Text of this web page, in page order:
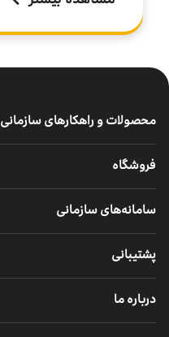
محصولات و راهکارهای سازمانی
ارتباطات یکپارچه سازمانی
اینترنت اشیا
خدمات دیجیتال
فروشگاه
خرید ردیاب خودرو
سامانه‌های سازمانی
مدیریت هوشمند ناوگان
پشتیبانی
درباره ما